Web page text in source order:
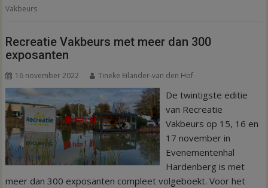
Vakbeurs
Recreatie Vakbeurs met meer dan 300
exposanten
16 november 2022 Tineke Eilander-van den Hof
De twintigste editie
van Recreatie
Vakbeurs op 15, 16 en
17 november in
Evenementenhal
Hardenberg is met
meer dan 300 exposanten compleet volgeboekt. Voor het